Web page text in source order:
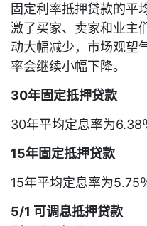
固定利率抵押贷款的平
激了买家、卖家和业主
动大幅减少，市场观望
率会继续小幅下降。
30年固定抵押贷款
30年平均定息率为6.38
15年固定抵押贷款
15年平均定息率为5.75
5/1 可调息抵押贷款